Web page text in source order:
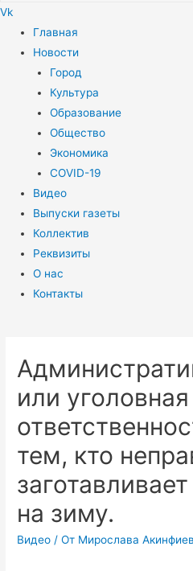
Vk
Меню
Главная
Новости
Город
Культура
Образование
Общество
Экономика
COVID-19
Видео
Выпуски газеты
Коллектив
Реквизиты
О нас
Контакты
или уголовная
тем, кто
на зиму.
Видео / От Мирослава